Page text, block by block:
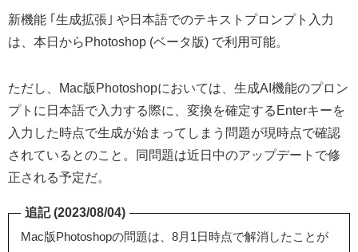
新機能 ｢生成拡張｣ や日本語でのテキストプロンプト入力
は、本日からPhotoshop (ベータ版) で利用可能。
ただし、Mac版Photoshopにおいては、生成AI機能のプロン
プトに日本語で入力する際に、変換を確定するEnterキーを
入力した時点で生成が始まってしまう問題が現時点で確認
されているとのこと。同問題は近日中のアップデートで修
正される予定だ。
追記 (2023/08/04)
Mac版Photoshopの問題は、8月1日時点で解消したことが